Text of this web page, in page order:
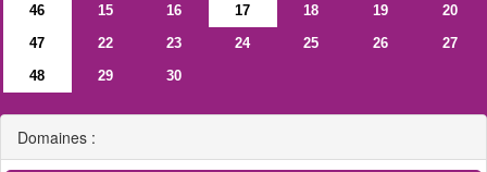
46
15 16 17 18 19
20
47
22 23 24 25 26
27
48
29 30
Domaines :